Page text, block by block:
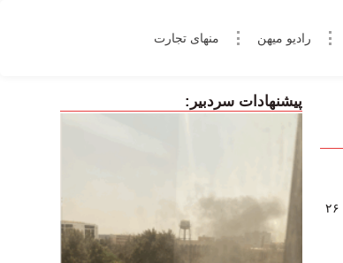
رادیو میهن منهای تجارت
پیشنهادات سردبیر: